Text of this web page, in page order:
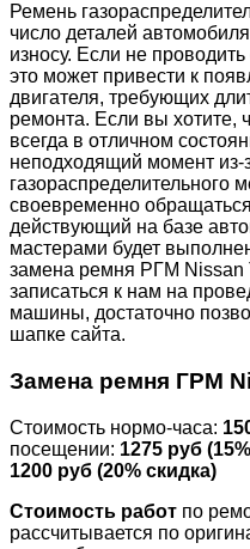
Ремень
число деталей
износу. Если не
это может привести к
двигателя, требующих
ремонта. Если вы
всегда в отличном
неподходящий момент из-
газораспределительного
своевременно
действующий на базе
мастерами будет
замена ремня РГМ Nissan
записаться к нам на
машины, достаточно
шапке сайта.
Замена ремня ГРМ
Стоимость нормо-часа:
посещении: 1275 руб
1200 руб (20% скидка)
Стоимость работ по
рассчитывается по